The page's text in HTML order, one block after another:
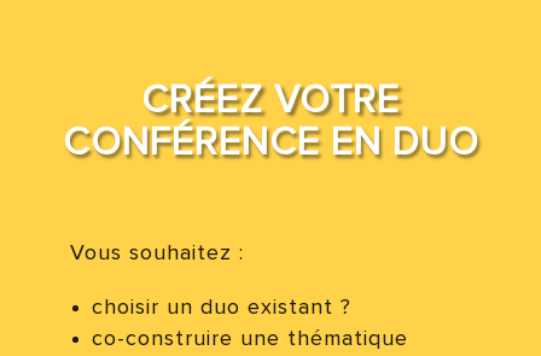
CRÉEZ VOTRE
CONFÉRENCE EN DUO
Vous souhaitez :
choisir un duo existant ?
co-construire une thématique